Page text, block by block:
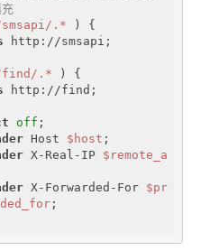
.* ) {
http://smsapi;
.* ) {
http://find;
off ;
Host $host ;
X-Real-IP $remote_a
X-Forwarded-For $pr
;